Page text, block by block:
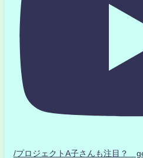
/プロジェクトA子さんも注目？